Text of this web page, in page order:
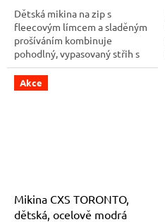
Dětská mikina na zip s
fleecovým límcem a sladěným
prošíváním kombinuje
pohodlný, vypasovaný střih s
vysoce strečovým a prodyšným
materiálem FlexiShield, který
je odolný proti oděru a
Akce
Mikina CXS TORONTO,
dětská, ocelově modrá